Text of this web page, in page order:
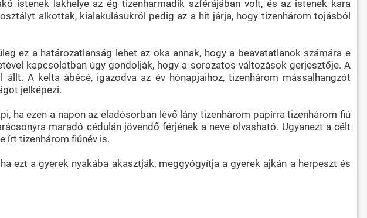
istenek lakhelye az ég tizenharmadik szférájában volt, és az istenek kara
alkottak, kialakulásukról pedig az a hit járja, hogy tizenhárom tojásból
ez a határozatlanság lehet az oka annak, hogy a beavatatlanok számára e
kapcsolatban úgy gondolják, hogy a sorozatos változások gerjesztője. A
A kelta ábécé, igazodva az év hónapjaihoz, tizenhárom mássalhangzót
jelképezi.
ha ezen a napon az eladósorban lévő lány tizenhárom papírra tizenhárom fiú
maradó cédulán jövendő férjének a neve olvasható. Ugyanezt a célt
írt tizenhárom fiúnév is.
ezt a gyerek nyakába akasztják, meggyógyítja a gyerek ajkán a herpeszt és